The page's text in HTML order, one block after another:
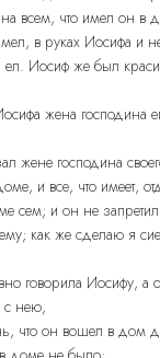
всем, что имел он в
в руках Иосифа и
Иосиф же был
жена господина
жене господина
и все, что имеет,
сем; и он не
как же сделаю я
говорила Иосифу, а
с нею,
что он вошел в дом